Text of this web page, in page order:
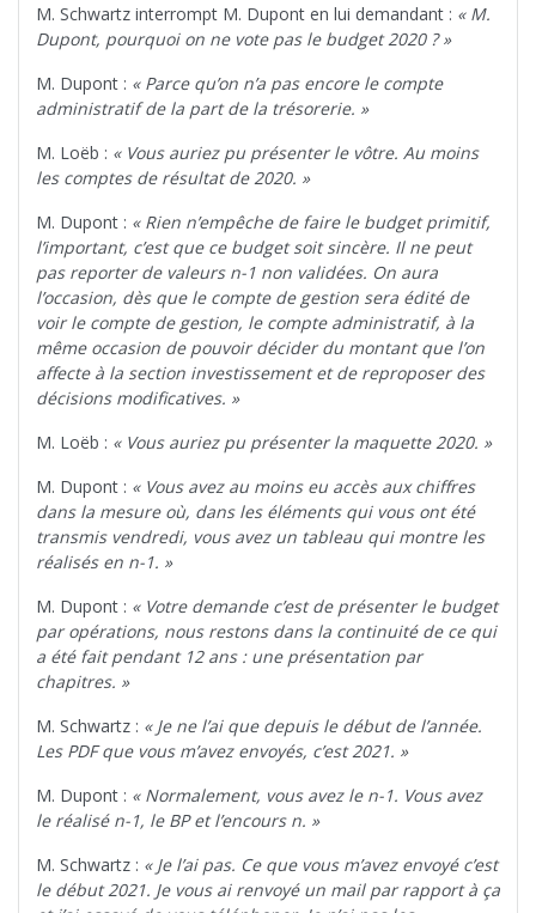
M. Schwartz interrompt M. Dupont en lui demandant : « M.
Dupont, pourquoi on ne vote pas le budget 2020 ? »
M. Dupont : « Parce qu’on n’a pas encore le compte
administratif de la part de la trésorerie. »
M. Loëb : « Vous auriez pu présenter le vôtre. Au moins
les comptes de résultat de 2020. »
M. Dupont : « Rien n’empêche de faire le budget primitif,
l’important, c’est que ce budget soit sincère. Il ne peut
pas reporter de valeurs n-1 non validées. On aura
l’occasion, dès que le compte de gestion sera édité de
voir le compte de gestion, le compte administratif, à la
même occasion de pouvoir décider du montant que l’on
affecte à la section investissement et de reproposer des
décisions modificatives. »
M. Loëb : « Vous auriez pu présenter la maquette 2020. »
M. Dupont : « Vous avez au moins eu accès aux chiffres
dans la mesure où, dans les éléments qui vous ont été
transmis vendredi, vous avez un tableau qui montre les
réalisés en n-1. »
M. Dupont : « Votre demande c’est de présenter le budget
par opérations, nous restons dans la continuité de ce qui
a été fait pendant 12 ans : une présentation par
chapitres. »
M. Schwartz : « Je ne l’ai que depuis le début de l’année.
Les PDF que vous m’avez envoyés, c’est 2021. »
M. Dupont : « Normalement, vous avez le n-1. Vous avez
le réalisé n-1, le BP et l’encours n. »
M. Schwartz : « Je l’ai pas. Ce que vous m’avez envoyé c’est
le début 2021. Je vous ai renvoyé un mail par rapport à ça